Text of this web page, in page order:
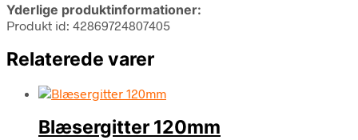
Yderlige produktinformationer:
Produkt id: 42869724807405
Relaterede varer
Blæsergitter 120mm